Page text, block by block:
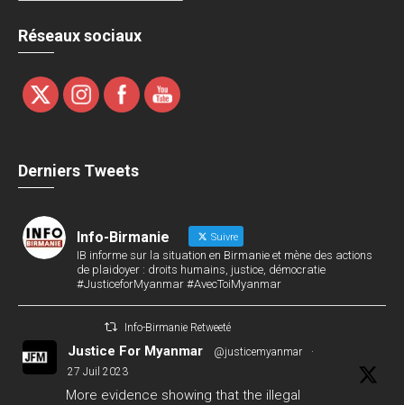
Réseaux sociaux
Derniers Tweets
Info-Birmanie Suivre
IB informe sur la situation en Birmanie et mène des actions
de plaidoyer : droits humains, justice, démocratie
#JusticeforMyanmar #AvecToiMyanmar
Info-Birmanie Retweeté
Justice For Myanmar @justicemyanmar
·
27 Juil 2023
More evidence showing that the illegal